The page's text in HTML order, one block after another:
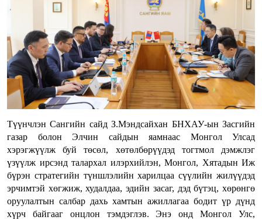
Түүнчлэн Сангийн сайд З.Мэндсайхан БНХАУ-ын Засгийн
газар болон Элчин сайдын яамнаас Монгол Улсад
хэрэгжүүлж буй төсөл, хөтөлбөрүүдэд тогтмол дэмжлэг
үзүүлж ирсэнд талархал илэрхийлэн, Монгол, Хятадын Иж
бүрэн стратегийн түншлэлийн харилцаа сүүлийн жилүүдэд
эрчимтэй хөгжиж, худалдаа, эдийн засаг, дэд бүтэц, хөрөнгө
оруулалтын салбар дахь хамтын ажиллагаа бодит үр дүнд
хүрч байгааг онцлон тэмдэглэв. Энэ онд Монгол Улс,